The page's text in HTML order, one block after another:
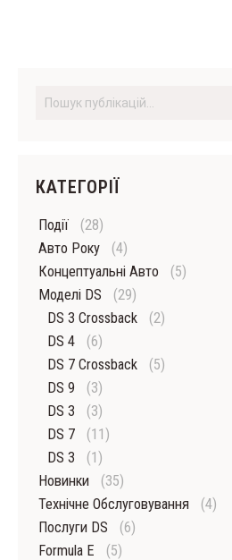
КАТЕГОРІЇ
Події
(28)
Авто Року
(4)
Концептуальні Авто
(5)
Моделі DS
(29)
DS 3 Crossback
(2)
DS 4
(6)
DS 7 Crossback
(5)
DS 9
(3)
DS 3
(3)
DS 7
(11)
DS 3
(1)
Новинки
(35)
Технічне Обслуговування
(4)
Послуги DS
(6)
Formula E
(5)